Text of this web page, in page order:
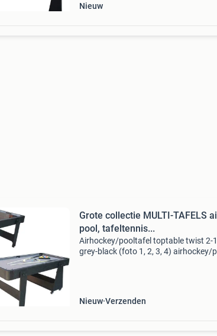
Nieuw
Grote collectie MULTI-TAFELS
pool, tafeltennis...
Airhockey/pooltafel toptable twist 2-
grey-black (foto 1, 2, 3, 4) airhockey/
Nieuw Verzenden